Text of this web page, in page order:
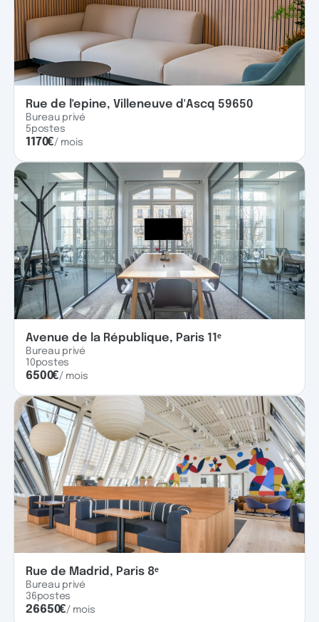
Rue de l'epine, Villeneuve d'Ascq 59650
Bureau privé
5postes
1170€/ mois
Avenue de la République, Paris 11ᵉ
Bureau privé
10postes
6500€/ mois
Rue de Madrid, Paris 8ᵉ
Bureau privé
36postes
26650€/ mois